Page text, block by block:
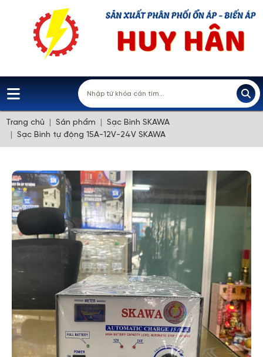
Trang chủ Sản phẩm
Sạc Bình SKAWA
Sạc Bình tự động 15A-12V-24V SKAWA